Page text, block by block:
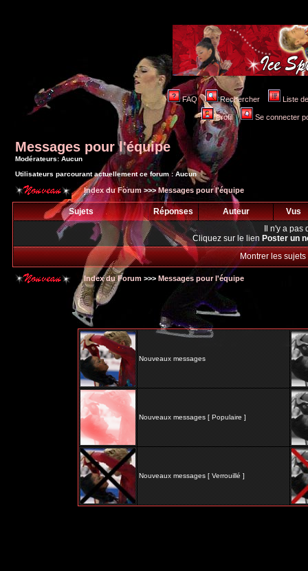
FAQ Rechercher Liste
Profil Se connecter
Messages pour l'équipe
Modérateurs: Aucun
Utilisateurs parcourant actuellement ce forum : Aucun
Index du Forum >>>Messages pour l'équipe
Sujets Réponses Auteur
Vus
Il n'y a pas
Cliquez sur le lienPoster un
Montrer les
Index du Forum >>> Messages pour l'équipe
Nouveaux messages
Nouveaux messages [ Populaire ]
Nouveaux messages [ Verrouillé ]